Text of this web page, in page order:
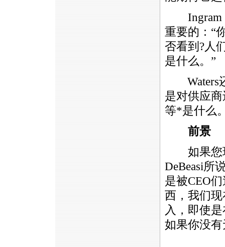
Ingram
重要的：“
否看到?人
是什么。”
Waters还
是对供应
等*是什么
前景
如果您现
DeBeasi所
是被CEO
西，我们
入，即使
如果你没